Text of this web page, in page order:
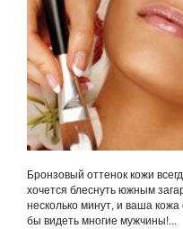
Бронзовый оттенок кожи
хочется блеснуть южным
несколько минут, и ваша кожа
бы видеть многие мужчины!...